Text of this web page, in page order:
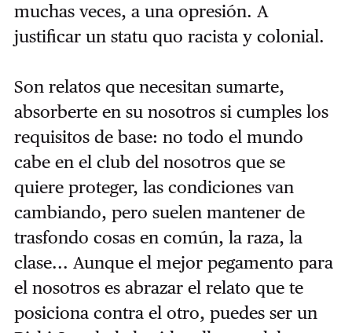
muchas veces, a una opresión. A
justificar un statu quo racista y colonial.
Son relatos que necesitan sumarte,
absorberte en su nosotros si cumples los
requisitos de base: no todo el mundo
cabe en el club del nosotros que se
quiere proteger, las condiciones van
cambiando, pero suelen mantener de
trasfondo cosas en común, la raza, la
clase... Aunque el mejor pegamento para
el nosotros es abrazar el relato que te
posiciona contra el otro, puedes ser un